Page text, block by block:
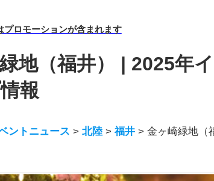
ロモーションが含まれます
地（福井） | 2025年
報
ントニュース >北陸 >福井 >金ヶ崎緑地（